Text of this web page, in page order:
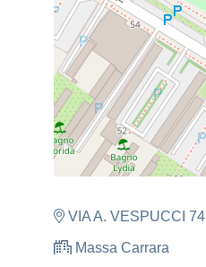
VIA A. VESPUCCI 74
Massa Carrara